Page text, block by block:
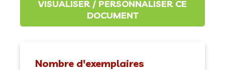
Nombre d'exemplaires